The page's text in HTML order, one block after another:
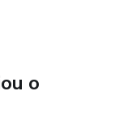
CanvaPacks?
pagos do
o